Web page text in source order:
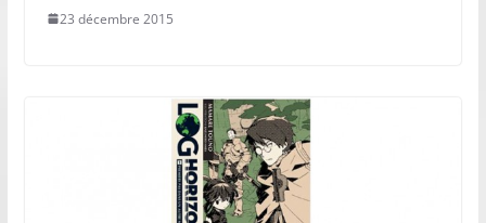
23 décembre 2015